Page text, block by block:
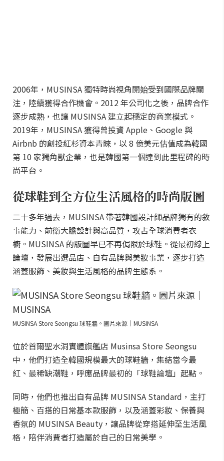
2006年，MUSINSA 獨特時尚視角開始受到國際品牌關
注，陸續獲得合作機會。2012 年公司化之後，品牌合作
逐步成熟，也讓 MUSINSA 建立起穩定的商業模式。
2019年，MUSINSA 獲得曾投資 Apple、Google 與
Airbnb 的創投紅杉資本青睞，以 8 億美元估值成為韓國
第 10 家獨角獸企業，也是韓國第一個達到此里程碑的時
尚平台。
從球鞋到全方位生活風格的時尚版圖
二十多年過去，MUSINSA 帶著韓國設計師品牌獨有的敘
事能力、前衛大膽設計與高品質，攻占全球消費者衣
櫥。MUSINSA 的版圖早已不再侷限於球鞋。從最初線上
論壇，發展出選品店、自有品牌與美妝事業，逐步打造
涵蓋服飾、美妝與生活風格的品牌生態系。
MUSINSA Store Seongsu 球鞋牆。圖片來源｜MUSINSA
位於首爾聖水洞實體旗艦店 Musinsa Store Seongsu
中，他們打造全韓國規模最大的球鞋牆，集結當今最
紅、最稀缺潮鞋，呼應品牌最初的「球鞋論壇」起點。
同時，他們也推出自有品牌 MUSINSA Standard，主打
極簡、百搭的日常基本款服飾，以及涵蓋彩妝、保養與
香氛的 MUSINSA Beauty，讓品牌從穿搭延伸至生活風
格，陪伴消費者打造屬於自己的日常美學。